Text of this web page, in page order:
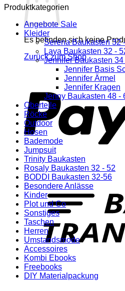
Es befinden sich keine
Zurück zum Shop
Produktkategorien
Angebote Sale
Kleider
Serena Baukasten 32
Laya Baukasten 32 -
Jennifer Baukasten 34
Jennifer Basis
Jennifer Ärmel
Jennifer Kragen
Jenny Baukasten 48 -
Oberteile
Röcke
Outdoor
Hosen
Bademode
Jumpsuit
Trinity Baukasten
Rosaly Baukasten 32 - 52
BODDI Baukasten 32-56
Besondere Anlässe
Kinder
Plot und Co
Sonstiges
Taschen
Herren
Umstandsmode
Accessoires
Kombi Ebooks
Freebooks
DIY Materialpackung